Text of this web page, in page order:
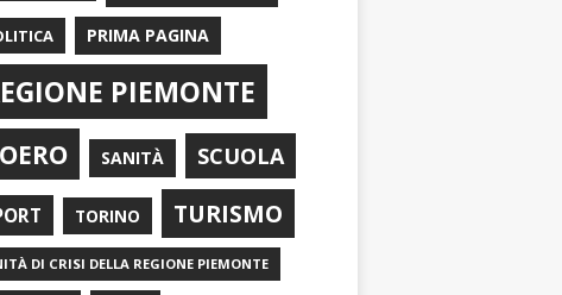
PRIMA PAGINA
PIEMONTE
SANITÀ SCUOLA
TORINO TURISMO
DI CRISI DELLA REGIONE PIEMONTE